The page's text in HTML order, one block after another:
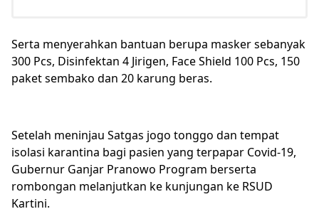
Serta menyerahkan bantuan berupa masker sebanyak
300 Pcs, Disinfektan 4 Jirigen, Face Shield 100 Pcs, 150
paket sembako dan 20 karung beras.
Setelah meninjau Satgas jogo tonggo dan tempat
isolasi karantina bagi pasien yang terpapar Covid-19,
Gubernur Ganjar Pranowo Program berserta
rombongan melanjutkan ke kunjungan ke RSUD
Kartini.